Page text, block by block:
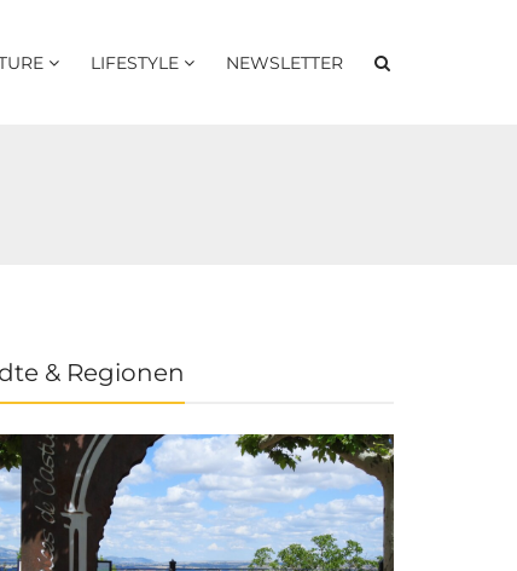
LIFESTYLE NEWSLETTER
& Regionen